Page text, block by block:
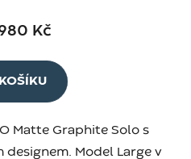
Kč
Matte Graphite Solo s
Model Large v